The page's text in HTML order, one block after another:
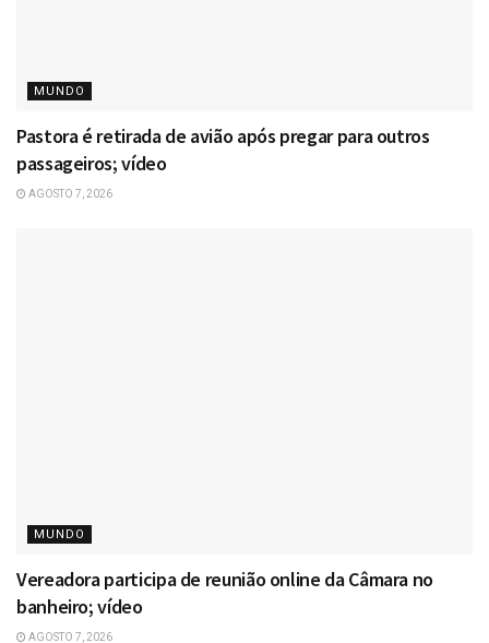
MUNDO
Pastora é retirada de avião após pregar para outros
passageiros; vídeo
AGOSTO 7, 2026
MUNDO
Vereadora participa de reunião online da Câmara no
banheiro; vídeo
AGOSTO 7, 2026